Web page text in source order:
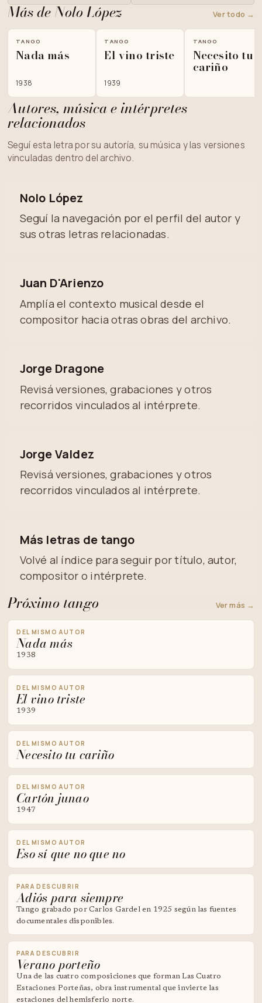
Más de Nolo López Ver todo →
TANGO
Nada más
1938
TANGO
El vino triste
1939
TANGO
Necesito tu
cariño
Autores, música e intérpretes
relacionados
Seguí esta letra por su autoría, su música y las versiones
vinculadas dentro del archivo.
Nolo López
Seguí la navegación por el perfil del autor y
sus otras letras relacionadas.
Juan D'Arienzo
Amplía el contexto musical desde el
compositor hacia otras obras del archivo.
Jorge Dragone
Revisá versiones, grabaciones y otros
recorridos vinculados al intérprete.
Jorge Valdez
Revisá versiones, grabaciones y otros
recorridos vinculados al intérprete.
Más letras de tango
Volvé al índice para seguir por título, autor,
compositor o intérprete.
Próximo tango Ver más →
DEL MISMO AUTOR
Nada más
1938
DEL MISMO AUTOR
El vino triste
1939
DEL MISMO AUTOR
Necesito tu cariño
DEL MISMO AUTOR
Cartón junao
1947
DEL MISMO AUTOR
Eso sí que no que no
PARA DESCUBRIR
Adiós para siempre
Tango grabado por Carlos Gardel en 1925 según las fuentes
documentales disponibles.
PARA DESCUBRIR
Verano porteño
Una de las cuatro composiciones que forman Las Cuatro
Estaciones Porteñas, obra instrumental que invierte las
estaciones del hemisferio norte.